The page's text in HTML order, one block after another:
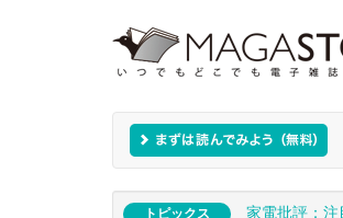
トピックス 家電批評：